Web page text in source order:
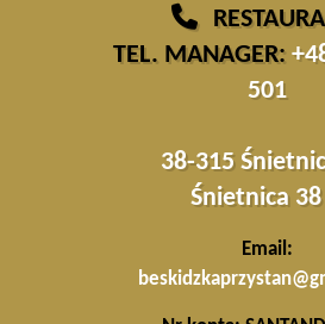
TEL. MANAGER:
501
38-315
Śnietnica
Email: